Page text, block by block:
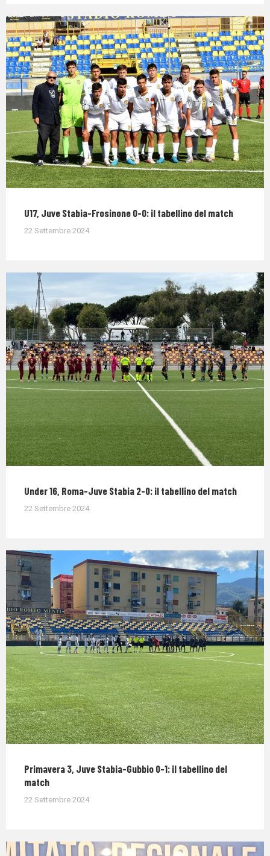
U17, Juve Stabia-Frosinone 0-0: il tabellino del match
22 Settembre 2024
Under 16, Roma-Juve Stabia 2-0: il tabellino del match
22 Settembre 2024
Primavera 3, Juve Stabia-Gubbio 0-1: il tabellino del
match
22 Settembre 2024